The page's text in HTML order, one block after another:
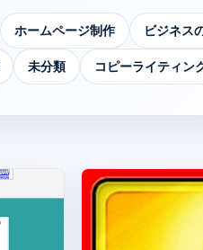
ホームページ制作 ビジネス
未分類 コピーライティン